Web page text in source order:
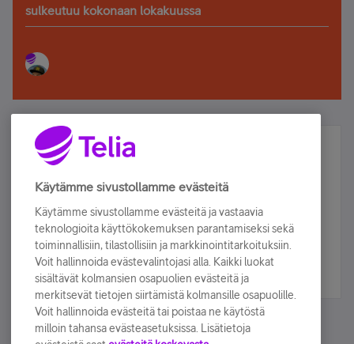
sulkeutuu kokonaan lokakuussa
Älä jää paitsi – osallistu ja voita!
Tilaa Telian uutiskirje ja olet mukana arvonnassa.
sähköpostiisi.
Tilaa nyt
Käytämme sivustollamme evästeitä
Käytämme sivustollamme evästeitä ja vastaavia
teknologioita käyttökokemuksen parantamiseksi sekä
toiminnallisiin, tilastollisiin ja markkinointitarkoituksiin.
Voit hallinnoida evästevalintojasi alla. Kaikki luokat
sisältävät kolmansien osapuolien evästeitä ja
merkitsevät tietojen siirtämistä kolmansille osapuolille.
Voit hallinnoida evästeitä tai poistaa ne käytöstä
milloin tahansa evästeasetuksissa. Lisätietoja